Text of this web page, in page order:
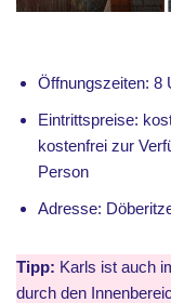
Öffnungszeiten: 8
Eintrittspreise:
kostenfrei zur
Person
Adresse:
Tipp: Karls ist auch
durch den